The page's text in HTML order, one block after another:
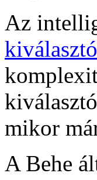
Az
mikor
A Behe